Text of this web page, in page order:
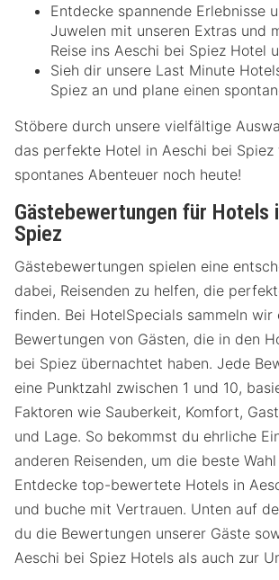
Entdecke spannende Erlebnisse
Juwelen mit unseren Extras und
Reise ins Aeschi bei Spiez Hotel
Sieh dir unsere Last Minute
Spiez an und plane einen
Stöbere durch unsere vielfältige
das perfekte Hotel in Aeschi bei Spiez
spontanes Abenteuer noch heute!
Gästebewertungen für Hotels
Spiez
Gästebewertungen spielen eine
dabei, Reisenden zu helfen, die
finden. Bei HotelSpecials sammeln wir
Bewertungen von Gästen, die in den
bei Spiez übernachtet haben. Jede
eine Punktzahl zwischen 1 und 10,
Faktoren wie Sauberkeit, Komfort,
und Lage. So bekommst du ehrliche
anderen Reisenden, um die beste
Entdecke top-bewertete Hotels in
und buche mit Vertrauen. Unten auf
du die Bewertungen unserer Gäste
Aeschi bei Spiez Hotels als auch zur